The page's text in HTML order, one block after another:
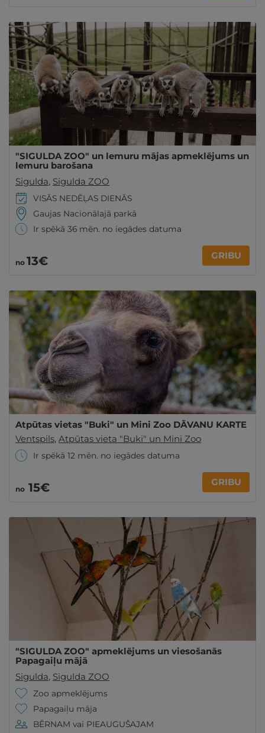
"SIGULDA ZOO" un lemuru mājas apmeklējums un
lemuru barošana
Sigulda, Sigulda ZOO
VISĀS NEDĒĻAS DIENĀS
Gaujas Nacionālajā parkā
Ir spēkā 36 mēn. no iegādes datuma
no 13€ GRIBU
Atpūtas vietas "Buki" un Mini Zoo DĀVANU KARTE
Ventspils, Atpūtas vieta "Buki" un Mini Zoo
Ir spēkā 12 mēn. no iegādes datuma
no 15€ GRIBU
"SIGULDA ZOO" apmeklējums un viesošanās
Papagaiļu mājā
Sigulda, Sigulda ZOO
Zoo apmeklējums
Papagaiļu māja
BĒRNAM vai PIEAUGUŠAJAM